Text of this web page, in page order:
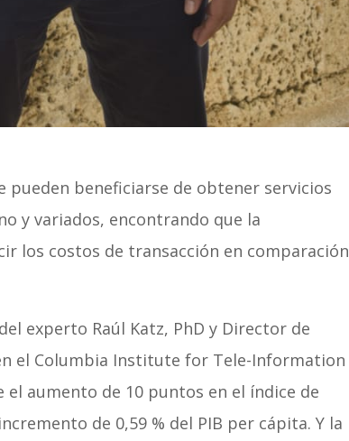
beneficiarse de obtener servicios
y variados, encontrando que la
los costos de transacción en comparación
experto Raúl Katz, PhD y Director de
el Columbia Institute for Tele-Information
el aumento de 10 puntos en el índice de
de 0,59 % del PIB per cápita. Y la